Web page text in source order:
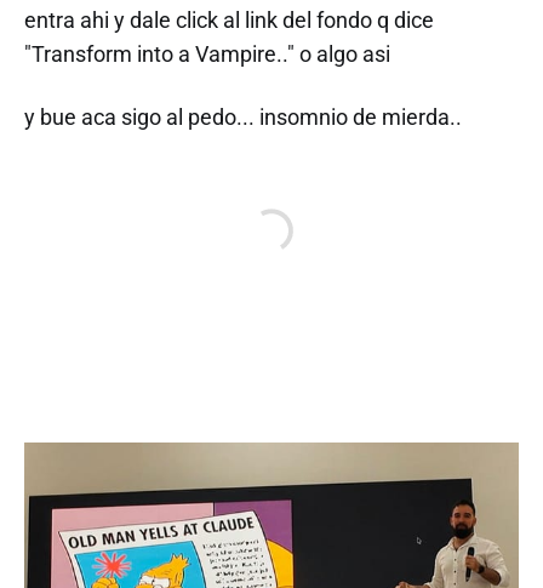
entra ahi y dale click al link del fondo q dice
"Transform into a Vampire.." o algo asi
y bue aca sigo al pedo... insomnio de mierda..